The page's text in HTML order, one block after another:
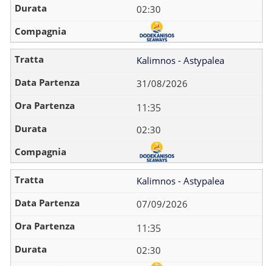
02:30
Kalimnos - Astypalea
31/08/2026
11:35
02:30
Kalimnos - Astypalea
07/09/2026
11:35
02:30